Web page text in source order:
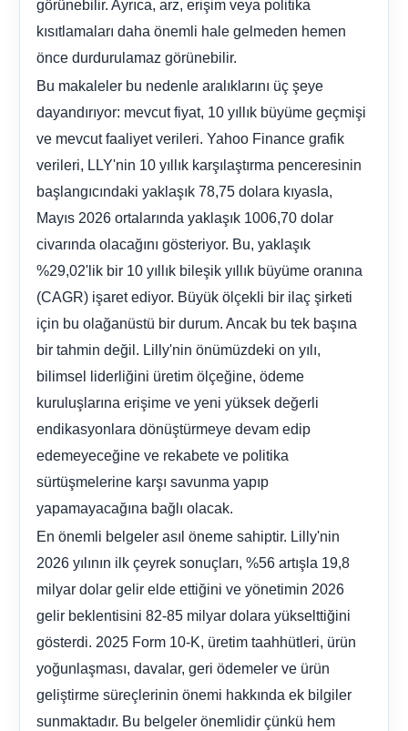
görünebilir. Ayrıca, arz, erişim veya politika
kısıtlamaları daha önemli hale gelmeden hemen
önce durdurulamaz görünebilir.
Bu makaleler bu nedenle aralıklarını üç şeye
dayandırıyor: mevcut fiyat, 10 yıllık büyüme geçmişi
ve mevcut faaliyet verileri. Yahoo Finance grafik
verileri, LLY'nin 10 yıllık karşılaştırma penceresinin
başlangıcındaki yaklaşık 78,75 dolara kıyasla,
Mayıs 2026 ortalarında yaklaşık 1006,70 dolar
civarında olacağını gösteriyor. Bu, yaklaşık
%29,02'lik bir 10 yıllık bileşik yıllık büyüme oranına
(CAGR) işaret ediyor. Büyük ölçekli bir ilaç şirketi
için bu olağanüstü bir durum. Ancak bu tek başına
bir tahmin değil. Lilly'nin önümüzdeki on yılı,
bilimsel liderliğini üretim ölçeğine, ödeme
kuruluşlarına erişime ve yeni yüksek değerli
endikasyonlara dönüştürmeye devam edip
edemeyeceğine ve rekabete ve politika
sürtüşmelerine karşı savunma yapıp
yapamayacağına bağlı olacak.
En önemli belgeler asıl öneme sahiptir. Lilly'nin
2026 yılının ilk çeyrek sonuçları, %56 artışla 19,8
milyar dolar gelir elde ettiğini ve yönetimin 2026
gelir beklentisini 82-85 milyar dolara yükselttiğini
gösterdi. 2025 Form 10-K, üretim taahhütleri, ürün
yoğunlaşması, davalar, geri ödemeler ve ürün
geliştirme süreçlerinin önemi hakkında ek bilgiler
sunmaktadır. Bu belgeler önemlidir çünkü hem